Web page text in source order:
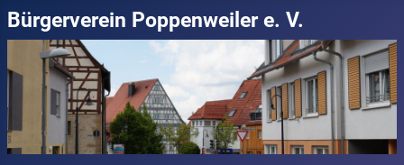
Bürgerverein Poppenweiler e. V.